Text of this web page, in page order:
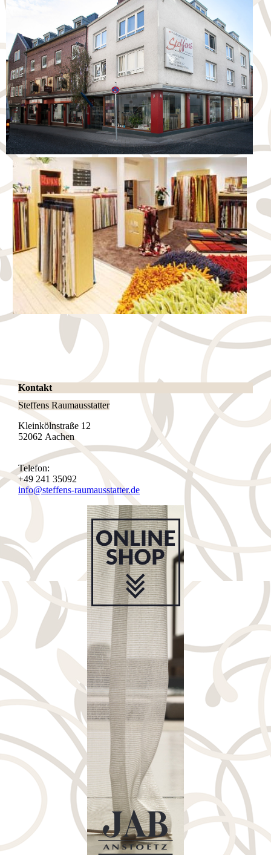
Kontakt
Steffens Raumausstatter
Kleinkölnstraße 12
52062 Aachen
Telefon:
+49 241 35092
info@steffens-raumausstatter.de